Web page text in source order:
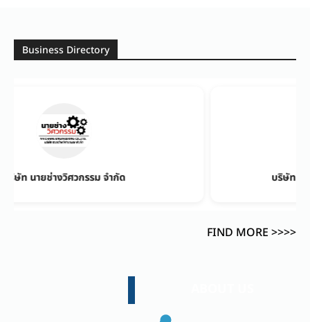
Business Directory
รรม จำกัด บริษัท โปรเฟสชั่นแนล บอย
FIND MORE >>>>